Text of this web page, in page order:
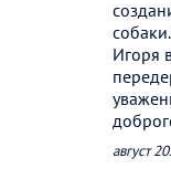
Игоря
август